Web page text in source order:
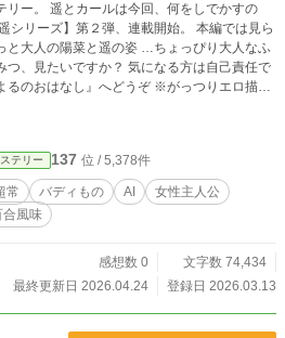
、何をしでかすの
と大人の陽菜と遥の姿 …ちょっぴり大人なふ
つ、見たいですか？ 気になる方は自己責任で
はなし』へどうぞ ※がっつりエロ描写
http
テリー 137 位 / 5,378件
常 バディもの AI
女性主人公
合風味
感想数 0
文字数 74,434
最終更新日 2026.04.24
登録日 2026.03.13